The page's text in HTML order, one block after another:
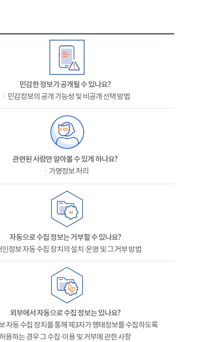
민감한 정보가 공개될 수 있나요?
ㆍ민감정보의 공개 가능성 및 비공개 선택 방법
관련된 사람만 알아볼 수 있게 하나요?
ㆍ가명정보 처리
자동으로 수집 정보는 거부할 수 있나요?
인정보 자동 수집 장치의 설치·운영 및 그 거부 방법
외부에서 자동으로 수집 정보는 있나요?
자동 수집 장치를 통해 제3자가 행태정보를 수집하도록
허용하는 경우 그 수집·이용 및 거부에 관한 사항